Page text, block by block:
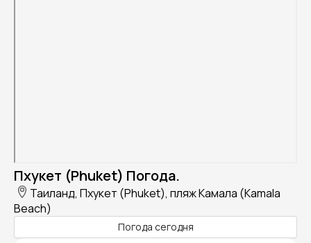
Пхукет (Phuket) Погода.
Таиланд, Пхукет (Phuket), пляж Камала (Kamala
Beach)
Погода сегодня